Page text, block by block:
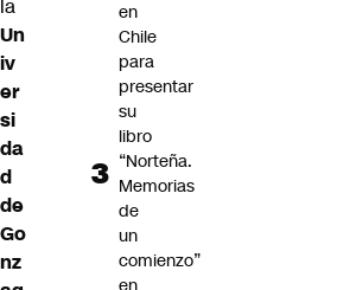
la
Un
iv
er
si
da
d
de
Go
nz
en
Chile
para
presentar
su
libro
“Norteña.
Memorias
de
un
comienzo”
en